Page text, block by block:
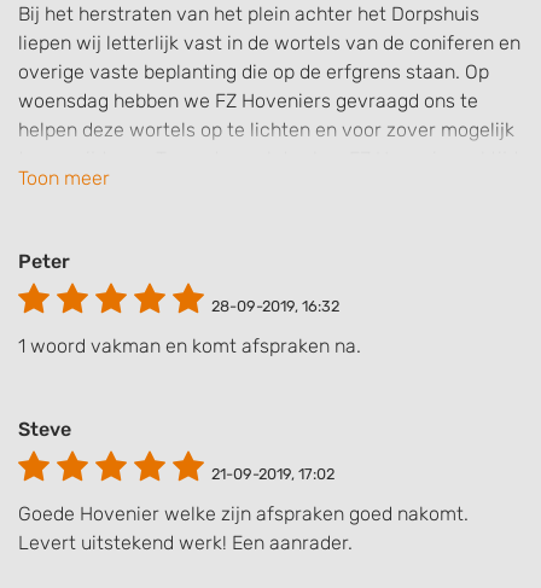
Bij het herstraten van het plein achter het Dorpshuis
liepen wij letterlijk vast in de wortels van de coniferen en
overige vaste beplanting die op de erfgrens staan. Op
woensdag hebben we FZ Hoveniers gevraagd ons te
helpen deze wortels op te lichten en voor zover mogelijk
vrij maken om deze werkzaamheden uit te voeren zodat
Hoveniers heeft de klus perfect voor ons geklaard. We
waren hier erg blij mee en erg tevreden over de wijze
waarop de werkzaamheden zijn uitgevoerd en de
communicatie hierover. We bevelen FZ Hoveniers dan ok
of bestratingswerkzaamheden. Afspraak is afspraak.
Bijzonder flexibel en ze verstaan hun vak!
Toon meer
Peter
28-09-2019, 16:32
1 woord vakman en komt afspraken na.
Steve
21-09-2019, 17:02
Goede Hovenier welke zijn afspraken goed nakomt.
Levert uitstekend werk! Een aanrader.